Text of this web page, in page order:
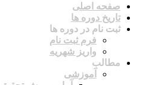
صفحه اصلی
تاریخ دوره ها
ثبت نام در دوره ها
فرم ثبت نام
واریز شهریه
مطالب
آموزشی